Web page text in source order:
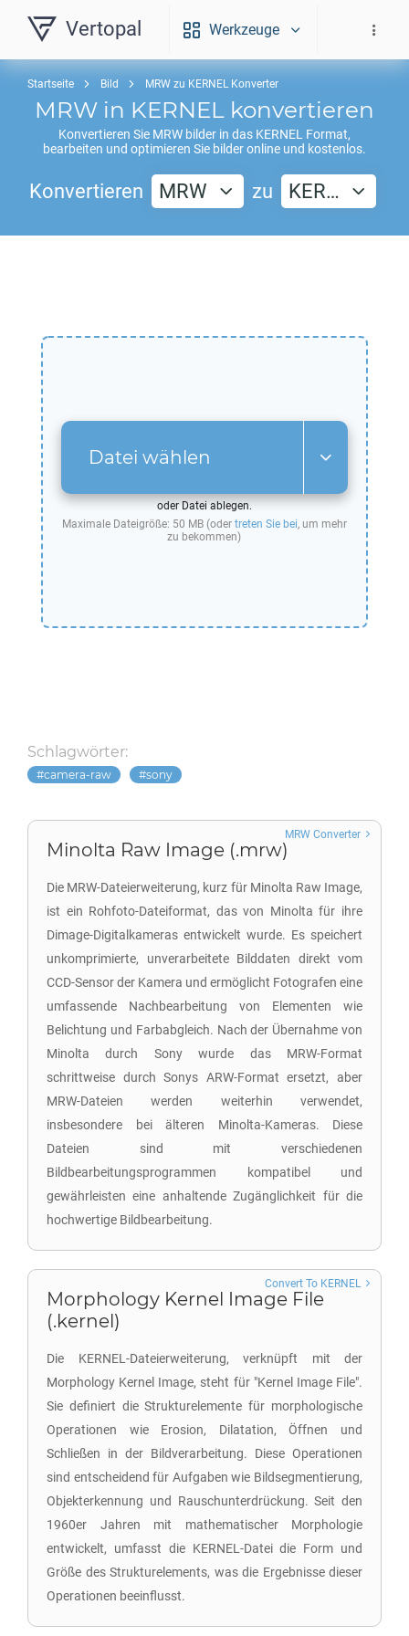
Vertopal Werkzeuge
Startseite Bild MRW zu KERNEL Konverter
MRW in KERNEL konvertieren
Konvertieren Sie MRW bilder in das KERNEL Format,
bearbeiten und optimieren Sie bilder online und kostenlos.
Konvertieren MRW zu KER…
Datei wählen
oder Datei ablegen.
Maximale Dateigröße: 50 MB (oder treten Sie bei, um mehr
zu bekommen)
Schlagwörter:
camera-raw sony
Minolta Raw Image (.mrw)
Die MRW-Dateierweiterung, kurz für Minolta Raw Image,
ist ein Rohfoto-Dateiformat, das von Minolta für ihre
Dimage-Digitalkameras entwickelt wurde. Es speichert
unkomprimierte, unverarbeitete Bilddaten direkt vom
CCD-Sensor der Kamera und ermöglicht Fotografen eine
umfassende Nachbearbeitung von Elementen wie
Belichtung und Farbabgleich. Nach der Übernahme von
Minolta durch Sony wurde das MRW-Format
schrittweise durch Sonys ARW-Format ersetzt, aber
MRW-Dateien werden weiterhin verwendet,
insbesondere bei älteren Minolta-Kameras. Diese
Dateien sind mit verschiedenen
Bildbearbeitungsprogrammen kompatibel und
gewährleisten eine anhaltende Zugänglichkeit für die
hochwertige Bildbearbeitung.
MRW Converter
Morphology Kernel Image File
(.kernel)
Die KERNEL-Dateierweiterung, verknüpft mit der
Morphology Kernel Image, steht für "Kernel Image File".
Sie definiert die Strukturelemente für morphologische
Operationen wie Erosion, Dilatation, Öffnen und
Schließen in der Bildverarbeitung. Diese Operationen
sind entscheidend für Aufgaben wie Bildsegmentierung,
Objekterkennung und Rauschunterdrückung. Seit den
1960er Jahren mit mathematischer Morphologie
entwickelt, umfasst die KERNEL-Datei die Form und
Größe des Strukturelements, was die Ergebnisse dieser
Operationen beeinflusst.
Convert To KERNEL